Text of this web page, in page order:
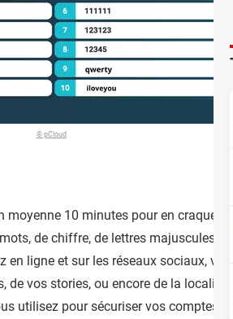
© pCloud
10 minutes pour en craquer
de chiffre, de lettres majuscules
ligne et sur les réseaux sociaux, vous
vos stories, ou encore de la
utilisez pour sécuriser vos comptes. Il